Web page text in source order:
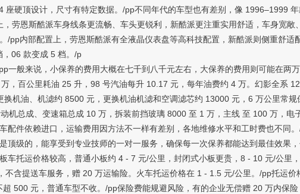
硬顶设计，尺寸有特定数据。/pp不同年代的车型也有差别，像 1996–1999
劳恩斯酷派车身线条更流畅、车头更锐利，新酷派更注重实用舒适，车身宽
/pp内部配置上，劳恩斯酷派有全液晶仪表盘等高科技配置，新酷派则侧重舒
06 款变成 5 档。/p
般来说，小保养的费用大概在七千到八千元左右，大保养的费用则可能在两
，百公里耗油 25 升，98 号汽油每升 10.17 元，每年油费约 4 万。幻影全系
机油、机滤约 8500 元，更换机油机滤和空调滤芯约 13000 元，6 万公里常
机总成、变速箱总成 10 万，拆装前挡玻璃 8000 至 1 万，主线 至 100 万，
配件依赖进口，运输费用因方法不一样有差别，各地维修水平和工时费也不同
顶级的，能享受到专业技师的一对一服务，确保每一次保养都能达到最佳效果
托运价格较高，普通小板约 4 - 7 元/公里，封闭式小板更贵，8 - 10 元/公里
含提送车服务，赠 20 万运输险。火车托运价格在 1 - 1.5 元/公里。/pp托运
500 元，普通车型不收。/pp保险费能规避风险，有的企业无偿赠 20 万内保